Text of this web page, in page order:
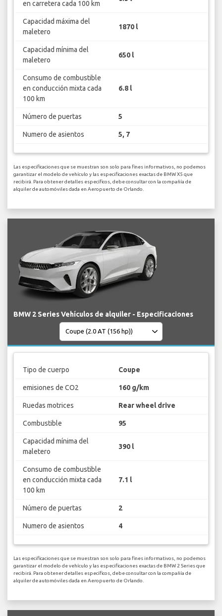
en carretera cada 100 km
Capacidad máxima del
maletero
1870 l
Capacidad mínima del
maletero
650 l
Consumo de combustible
en conducción mixta cada
100 km
6.8 l
Número de puertas 5
Numero de asientos 5, 7
Las especificaciones que se muestran son solo para fines informativos, no podemos
garantizar el modelo de vehículo y las especificaciones exactas de BMW X5 que
recibirá. Para obtener detalles específicos, debe consultar con la compañía de
alquiler de automóviles dada en Aeropuerto de Orlando.
BMW 2 Series Vehículos de alquiler - Especificaciones
Tipo de cuerpo Coupe
emisiones de CO2 160 g/km
Ruedas motrices Rear wheel drive
Combustible 95
Capacidad mínima del
maletero
390 l
Consumo de combustible
en conducción mixta cada
100 km
7.1 l
Número de puertas 2
Numero de asientos 4
Las especificaciones que se muestran son solo para fines informativos, no podemos
garantizar el modelo de vehículo y las especificaciones exactas de BMW 2 Series que
recibirá. Para obtener detalles específicos, debe consultar con la compañía de
alquiler de automóviles dada en Aeropuerto de Orlando.